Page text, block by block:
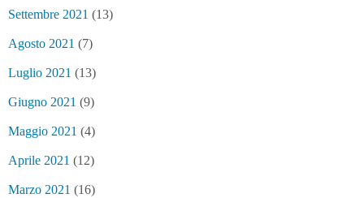
Settembre 2021 (13)
Agosto 2021 (7)
Luglio 2021 (13)
Giugno 2021 (9)
Maggio 2021 (4)
Aprile 2021 (12)
Marzo 2021 (16)